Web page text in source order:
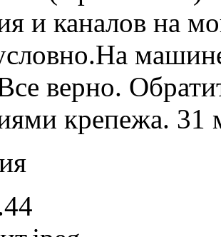
и каналов на
верно.
крепежа.